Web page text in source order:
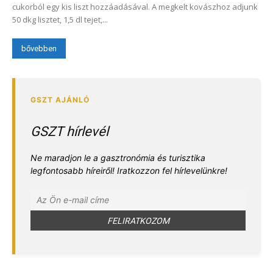
cukorból egy kis liszt hozzáadásával. A megkelt kovászhoz adjunk
50 dkg lisztet, 1,5 dl tejet,...
bővebben
GSZT hírlevél
Ne maradjon le a gasztronómia és turisztika
legfontosabb híreiről! Iratkozzon fel hírlevelünkre!